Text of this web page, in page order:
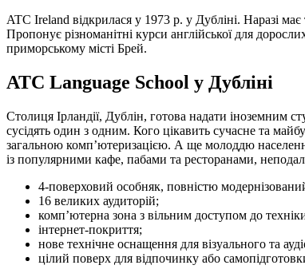
ATC Ireland відкрилася у 1973 р. у Дубліні. Наразі
Пропонує різноманітні курси англійської для
приморському місті Брей.
ATC Language School у Дубліні
Столиця Ірландії, Дублін, готова надати іноземним
сусідять один з одним. Кого цікавить сучасне та
загальною комп’ютеризацією. А ще молоддю
із популярними кафе, пабами та ресторанами,
4-поверховий особняк, повністю
16 великих аудиторій;
комп’ютерна зона з вільним доступом до
інтернет-покриття;
нове технічне оснащення для візуального та
цілий поверх для відпочинку або